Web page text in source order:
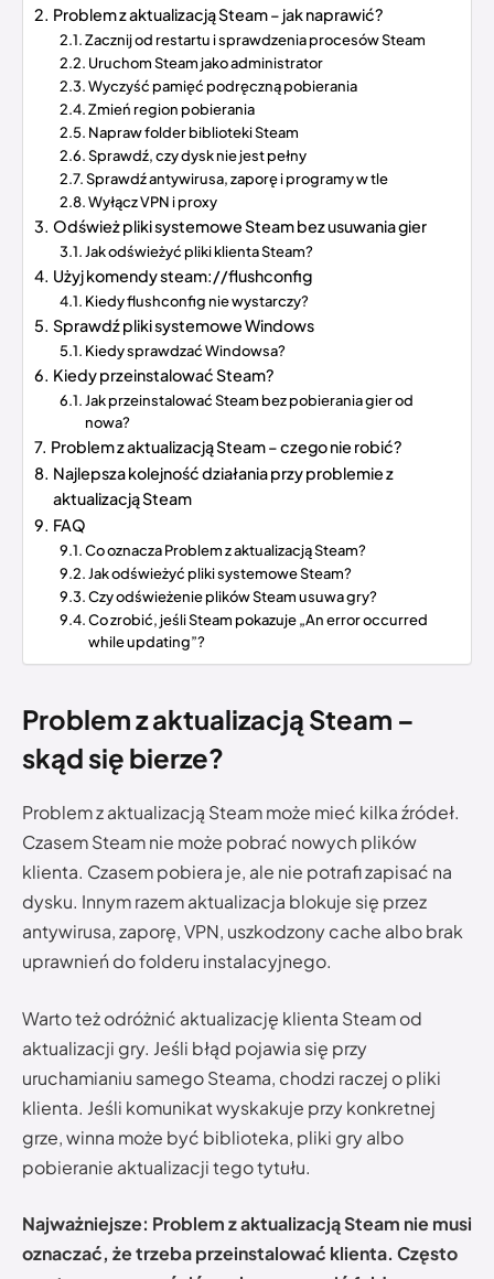
Problem z aktualizacją Steam – jak naprawić?
Zacznij od restartu i sprawdzenia procesów Steam
Uruchom Steam jako administrator
Wyczyść pamięć podręczną pobierania
Zmień region pobierania
Napraw folder biblioteki Steam
Sprawdź, czy dysk nie jest pełny
Sprawdź antywirusa, zaporę i programy w tle
Wyłącz VPN i proxy
Odśwież pliki systemowe Steam bez usuwania gier
Jak odświeżyć pliki klienta Steam?
Użyj komendy steam://flushconfig
Kiedy flushconfig nie wystarczy?
Sprawdź pliki systemowe Windows
Kiedy sprawdzać Windowsa?
Kiedy przeinstalować Steam?
Jak przeinstalować Steam bez pobierania gier od
nowa?
Problem z aktualizacją Steam – czego nie robić?
Najlepsza kolejność działania przy problemie z
aktualizacją Steam
FAQ
Co oznacza Problem z aktualizacją Steam?
Jak odświeżyć pliki systemowe Steam?
Czy odświeżenie plików Steam usuwa gry?
Co zrobić, jeśli Steam pokazuje „An error occurred
while updating”?
Problem z aktualizacją Steam –
skąd się bierze?
Problem z aktualizacją Steam może mieć kilka źródeł.
Czasem Steam nie może pobrać nowych plików
klienta. Czasem pobiera je, ale nie potrafi zapisać na
dysku. Innym razem aktualizacja blokuje się przez
antywirusa, zaporę, VPN, uszkodzony cache albo brak
uprawnień do folderu instalacyjnego.
Warto też odróżnić aktualizację klienta Steam od
aktualizacji gry. Jeśli błąd pojawia się przy
uruchamianiu samego Steama, chodzi raczej o pliki
klienta. Jeśli komunikat wyskakuje przy konkretnej
grze, winna może być biblioteka, pliki gry albo
pobieranie aktualizacji tego tytułu.
Najważniejsze: Problem z aktualizacją Steam nie musi
oznaczać, że trzeba przeinstalować klienta. Często